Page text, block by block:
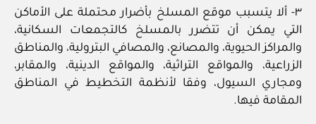
٣- ألا يتسبب موقع المسلخ بأضرار محتملة على الأماكن
التي يمكن أن تتضرر بالمسلخ كالتجمعات السكانية،
والمراكز الحيوية، والمصانع، والمصافي البترولية، والمناطق
الزراعية، والمواقع التراثية، والمواقع الدينية، والمقابر،
ومجاري السيول، وفقا لأنظمة التخطيط في المناطق
المقامة فيها.